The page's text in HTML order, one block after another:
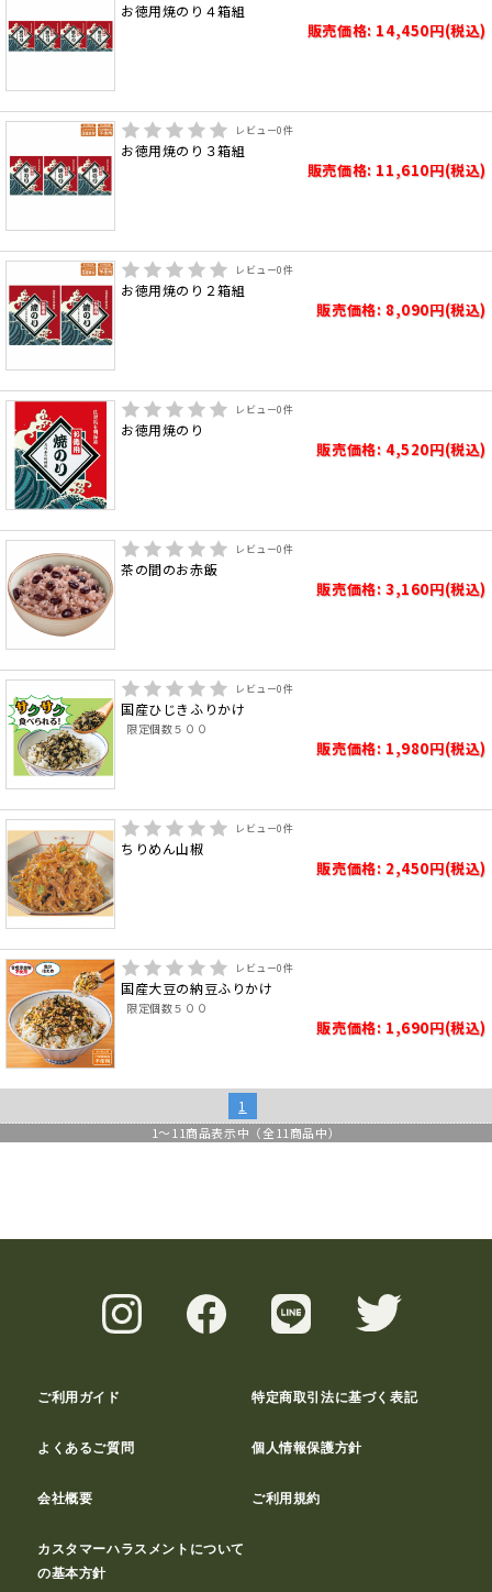
お徳用焼のり４箱組
販売価格: 14,450円(税込)
レビュー0件
お徳用焼のり３箱組
販売価格: 11,610円(税込)
レビュー0件
お徳用焼のり２箱組
販売価格: 8,090円(税込)
レビュー0件
お徳用焼のり
販売価格: 4,520円(税込)
レビュー0件
茶の間のお赤飯
販売価格: 3,160円(税込)
レビュー0件
国産ひじきふりかけ
限定個数５００
販売価格: 1,980円(税込)
レビュー0件
ちりめん山椒
販売価格: 2,450円(税込)
レビュー0件
国産大豆の納豆ふりかけ
限定個数５００
販売価格: 1,690円(税込)
1
1～ 11商品表示中（全 11商品中）
ご利用ガイド 特定商取引法に基づく表記
よくあるご質問 個人情報保護方針
会社概要 ご利用規約
カスタマーハラスメントについて
の基本方針